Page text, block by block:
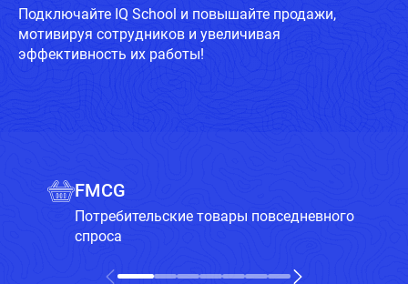
Подключайте IQ School и повышайте продажи,
мотивируя сотрудников и увеличивая
эффективность их работы!
FMCG
Потребительские товары повседневного
спроса